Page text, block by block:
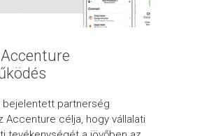
bejelentett partnerség
Accenture célja, hogy vállalati